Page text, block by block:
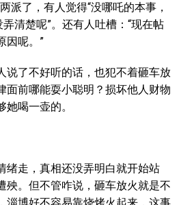
派了，有人觉得“没哪吒的本事，
清楚呢”。还有人吐槽：“现在帖
因呢。”
说了不好听的话，也犯不着砸车放
面前哪能耍小聪明？损坏他人财物
喝一壶的。
绪走，真相还没弄明白就开始站
殃。但不管咋说，砸车放火就是不